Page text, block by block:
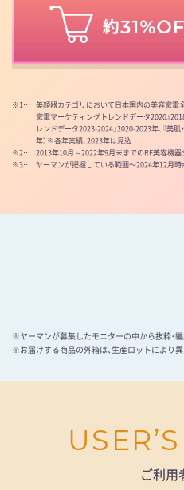
※1…
美顔器カテゴリにおいて日本国内の美容家電
家電マーケティングトレンドデータ2020』
レンドデータ2023-2024』2020-2023年、『美
年）※各年実績、2023年は見込
※2…
2013年10月～2022年9月末までのRF美容機器
※3…
ヤーマンが把握している範囲〜2024年12月時
※ヤーマンが募集したモニターの中から抜粋・編
※お届けする商品の外箱は、生産ロットにより異
USER’S
ご利用